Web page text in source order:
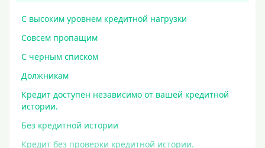
С высоким уровнем кредитной нагрузки
Совсем пропащим
С черным списком
Должникам
Кредит доступен независимо от вашей кредитной
истории.
Без кредитной истории
Кредит без проверки кредитной истории.